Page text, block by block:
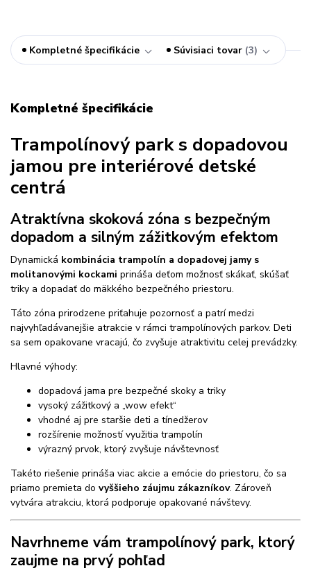
Kompletné špecifikácie Súvisiaci tovar 3
Kompletné špecifikácie
Trampolínový park s dopadovou
jamou pre interiérové detské
centrá
Atraktívna skoková zóna s bezpečným
dopadom a silným zážitkovým efektom
Dynamická kombinácia trampolín a dopadovej jamy s
molitanovými kockami prináša deťom možnosť skákať, skúšať
triky a dopadať do mäkkého bezpečného priestoru.
Táto zóna prirodzene priťahuje pozornosť a patrí medzi
najvyhľadávanejšie atrakcie v rámci trampolínových parkov. Deti
sa sem opakovane vracajú, čo zvyšuje atraktivitu celej prevádzky.
Hlavné výhody:
dopadová jama pre bezpečné skoky a triky
vysoký zážitkový a „wow efekt“
vhodné aj pre staršie deti a tínedžerov
rozšírenie možností využitia trampolín
výrazný prvok, ktorý zvyšuje návštevnosť
Takéto riešenie prináša viac akcie a emócie do priestoru, čo sa
priamo premieta do vyššieho záujmu zákazníkov. Zároveň
vytvára atrakciu, ktorá podporuje opakované návštevy.
Navrhneme vám trampolínový park, ktorý
zaujme na prvý pohľad